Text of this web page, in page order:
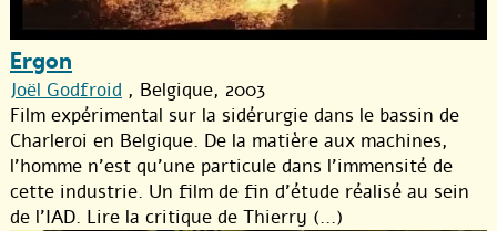
Ergon
Joël Godfroid , Belgique, 2003
Film expérimental sur la sidérurgie dans le bassin de
Charleroi en Belgique. De la matière aux machines,
l’homme n’est qu’une particule dans l’immensité de
cette industrie. Un film de fin d’étude réalisé au sein
de l’IAD. Lire la critique de Thierry (...)